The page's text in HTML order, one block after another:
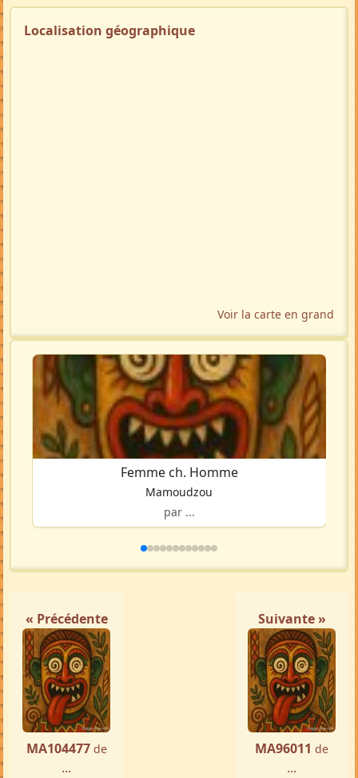
Localisation géographique
Voir la carte en grand
Femme ch. Homme
Mamoudzou
par ...
« Précédente
MA104477 de
...
Suivante »
MA96011 de
...